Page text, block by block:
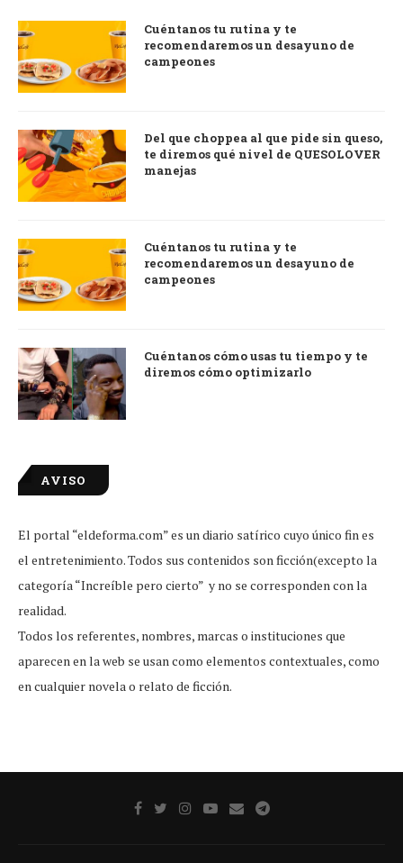
Cuéntanos tu rutina y te
recomendaremos un desayuno de
campeones
Del que choppea al que pide sin queso,
te diremos qué nivel de QUESOLOVER
manejas
Cuéntanos tu rutina y te
recomendaremos un desayuno de
campeones
Cuéntanos cómo usas tu tiempo y te
diremos cómo optimizarlo
AVISO
El portal “eldeforma.com” es un diario satírico cuyo único fin es
el entretenimiento. Todos sus contenidos son ficción(excepto la
categoría “Increíble pero cierto” y no se corresponden con la
realidad.
Todos los referentes, nombres, marcas o instituciones que
aparecen en la web se usan como elementos contextuales, como
en cualquier novela o relato de ficción.